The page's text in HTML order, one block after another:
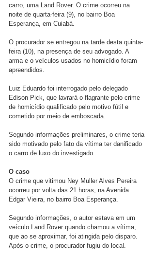
carro, uma Land Rover. O crime ocorreu na
noite de quarta-feira (9), no bairro Boa
Esperança, em Cuiabá.
O procurador se entregou na tarde desta quinta-
feira (10), na presença de seu advogado. A
arma e o veículos usados no homicídio foram
apreendidos.
Luiz Eduardo foi interrogado pelo delegado
Edison Pick, que lavrará o flagrante pelo crime
de homicídio qualificado pelo motivo fútil e
cometido por meio de emboscada.
Segundo informações preliminares, o crime teria
sido motivado pelo fato da vítima ter danificado
o carro de luxo do investigado.
O caso
O crime que vitimou Ney Muller Alves Pereira
ocorreu por volta das 21 horas, na Avenida
Edgar Vieira, no bairro Boa Esperança.
Segundo informações, o autor estava em um
veículo Land Rover quando chamou a vítima,
que ao se aproximar, foi atingida pelo disparo.
Após o crime, o procurador fugiu do local.